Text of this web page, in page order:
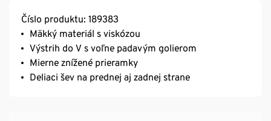
Číslo produktu: 189383
Mäkký materiál s viskózou
Výstrih do V s voľne padavým golierom
Mierne znížené prieramky
Deliaci šev na prednej aj zadnej strane